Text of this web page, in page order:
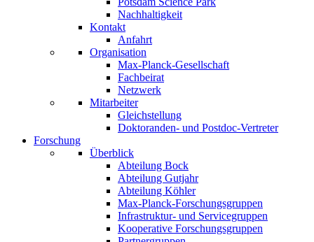
Nachhaltigkeit
Kontakt
Anfahrt
Organisation
Max-Planck-Gesellschaft
Fachbeirat
Netzwerk
Mitarbeiter
Gleichstellung
Doktoranden- und Postdoc-Vertreter
Forschung
Überblick
Abteilung Bock
Abteilung Gutjahr
Abteilung Köhler
Max-Planck-Forschungsgruppen
Infrastruktur- und Servicegruppen
Kooperative Forschungsgruppen